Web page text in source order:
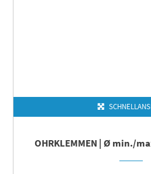
OHRKLEMMEN | Ø min./